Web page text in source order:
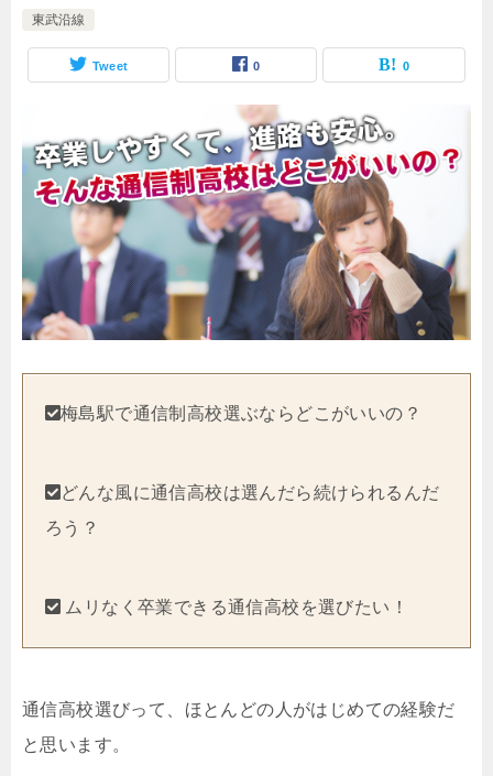
東武沿線
Tweet 0 0
梅島駅で通信制高校選ぶならどこがいいの？
どんな風に通信高校は選んだら続けられるんだ
ろう？
ムリなく卒業できる通信高校を選びたい！
通信高校選びって、ほとんどの人がはじめての経験だ
と思います。